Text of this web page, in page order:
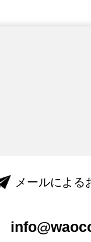
メールによる